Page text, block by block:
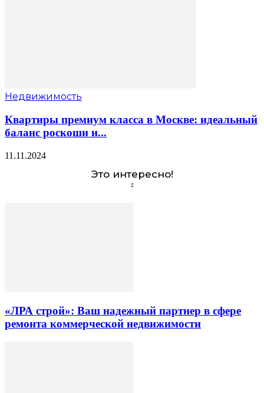
Недвижимость
Квартиры премиум класса в Москве: идеальный
баланс роскоши и...
11.11.2024
Это интересно!
«ЛРА строй»: Ваш надежный партнер в сфере
ремонта коммерческой недвижимости